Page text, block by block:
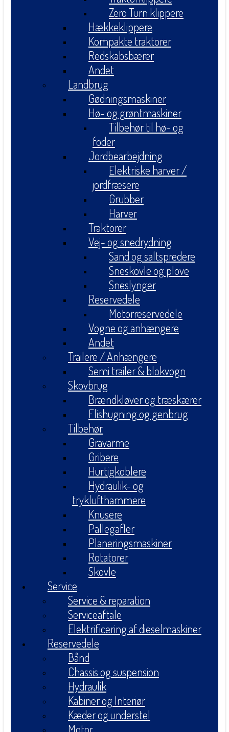
Zero Turn klippere
Hækkeklippere
Kompakte traktorer
Redskabsbærer
Andet
Landbrug
Gødningsmaskiner
Hø- og grøntmaskiner
Tilbehør til hø- og
foder
Jordbearbejdning
Elektriske harver /
jordfræsere
Grubber
Harver
Traktorer
Vej- og snedrydning
Sand og saltspredere
Sneskovle og plove
Sneslynger
Reservedele
Motorreservedele
Vogne og anhængere
Andet
Trailere / Anhængere
Semi trailer & blokvogn
Skovbrug
Brændkløver og træskærer
Flishugning og genbrug
Tilbehør
Gravarme
Gribere
Hurtigkoblere
Hydraulik- og
tryklufthammere
Knusere
Pallegafler
Planeringsmaskiner
Rotatorer
Skovle
Service
Service & reparation
Serviceaftale
Elektrificering af dieselmaskiner
Reservedele
Bånd
Chassis og suspension
Hydraulik
Kabiner og Interiør
Kæder og understel
Motor